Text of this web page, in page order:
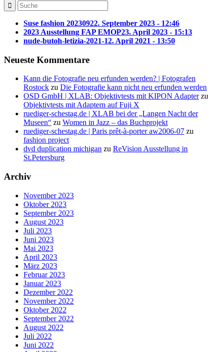
Suse fashion 20230922. September 2023 - 12:46
2023 Ausstellung FAP EMOP23. April 2023 - 15:13
nude-butoh-letizia-2021-12. April 2021 - 13:50
Neueste Kommentare
Kann die Fotografie neu erfunden werden? | Fotografen
Rostock zu Die Fotografie kann nicht neu erfunden werden
OSD GmbH | XLAB: Objektivtests mit KIPON Adapterzu
Objektivtests mit Adaptern auf Fuji X
ruediger-schestag.de | XLAB bei der „Langen Nacht der
Museen“ zu Women in Jazz – das Buchprojekt
ruediger-schestag.de | Paris prêt-à-porter aw2006-07 zu
fashion project
dvd duplication michigan zu ReVision Ausstellung in
St.Petersburg
Archiv
November 2023
Oktober 2023
September 2023
August 2023
Juli 2023
Juni 2023
Mai 2023
April 2023
März 2023
Februar 2023
Januar 2023
Dezember 2022
November 2022
Oktober 2022
September 2022
August 2022
Juli 2022
Juni 2022